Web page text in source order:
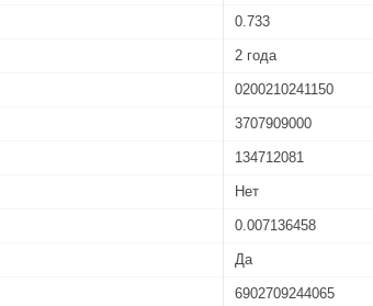
0.733
2 года
0200210241150
3707909000
134712081
Нет
0.007136458
Да
6902709244065